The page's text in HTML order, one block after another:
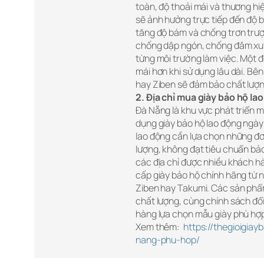
toàn, độ thoải mái và thương
sẽ ảnh hưởng trực tiếp đến độ
tăng độ bám và chống trơn
chống dập ngón, chống đâm
từng môi trường làm việc. Một
mái hơn khi sử dụng lâu dài.
hay Ziben sẽ đảm bảo chất
2. Địa chỉ mua giày bảo hộ
Đà Nẵng là khu vực phát triển
dụng giày bảo hộ lao động
lao động cần lựa chọn những
lượng, không đạt tiêu chuẩn
các địa chỉ được nhiều khách
cấp giày bảo hộ chính hãng từ
Ziben hay Takumi. Các sản
chất lượng, cùng chính sách
hàng lựa chọn mẫu giày phù
Xem thêm: https://
nang-phu-hop/